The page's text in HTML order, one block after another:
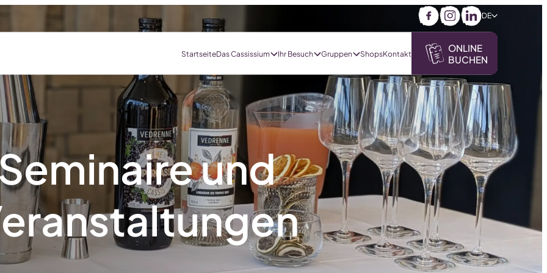
FacebookInstagram
LinkedIn
DE
StartseiteDas Cassissium Ihr Besuch Gruppen ShopsKontakt
ONLINE
BUCHEN
und